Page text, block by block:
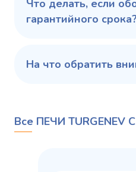
Что делать, если
гарантийного
На что обратить
Все ПЕЧИ